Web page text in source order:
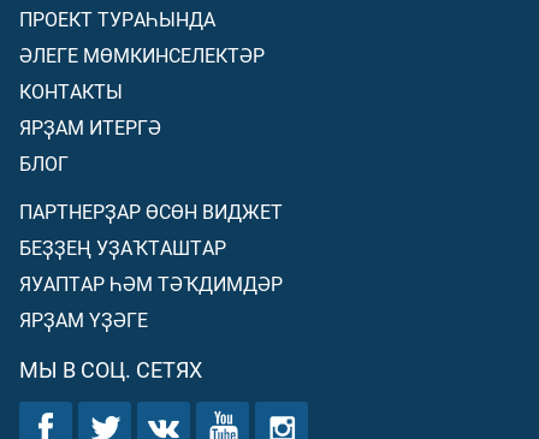
ПРОЕКТ ТУРАҺЫНДА
ӘЛЕГЕ МӨМКИНСЕЛЕКТӘР
КОНТАКТЫ
ЯРҘАМ ИТЕРГӘ
БЛОГ
ПАРТНЕРҘАР ӨСӨН ВИДЖЕТ
БЕҘҘЕҢ УҘАҠТАШТАР
ЯУАПТАР ҺӘМ ТӘҠДИМДӘР
ЯРҘАМ ҮҘӘГЕ
МЫ В СОЦ. СЕТЯХ